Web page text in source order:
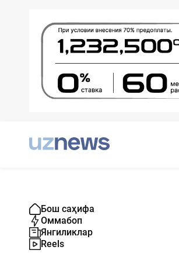
Бош саҳифа
Оммабоп
Янгиликлар
Reels